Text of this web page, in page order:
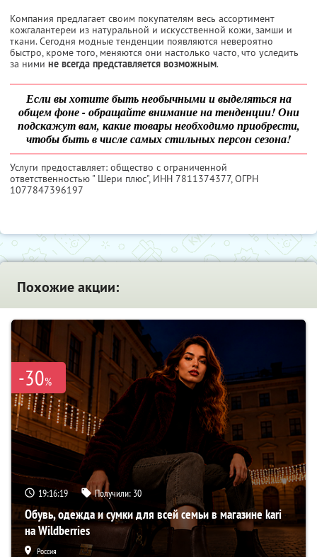
Компания предлагает своим покупателям весь ассортимент
кожгалантереи из натуральной и искусственной кожи, замши и
ткани. Сегодня модные тенденции появляются невероятно
быстро, кроме того, меняются они настолько часто, что уследить
за ними не всегда представляется возможным.
Если вы хотите быть необычными и выделяться на
общем фоне - обращайте внимание на тенденции! Они
подскажут вам, какие товары необходимо приобрести,
чтобы быть в числе самых стильных персон сезона!
Услуги предоставляет: общество с ограниченной
ответственностью " Шери плюс", ИНН 7811374377, ОГРН
1077847396197
Похожие акции:
-30%
19:16:18 Получили: 30
Обувь, одежда и сумки для всей семьи в магазине kari
на Wildberries
Россия